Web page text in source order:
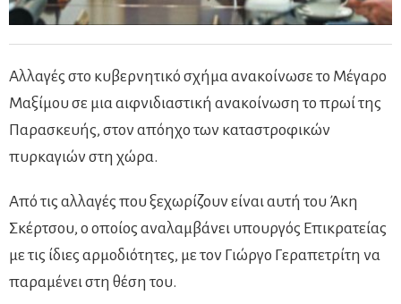
Αλλαγές στο κυβερνητικό σχήμα ανακοίνωσε το Μέγαρο
Μαξίμου σε μια αιφνιδιαστική ανακοίνωση το πρωί της
Παρασκευής, στον απόηχο των καταστροφικών
πυρκαγιών στη χώρα.
Από τις αλλαγές που ξεχωρίζουν είναι αυτή του Άκη
Σκέρτσου, ο οποίος αναλαμβάνει υπουργός Επικρατείας
με τις ίδιες αρμοδιότητες, με τον Γιώργο Γεραπετρίτη να
παραμένει στη θέση του.